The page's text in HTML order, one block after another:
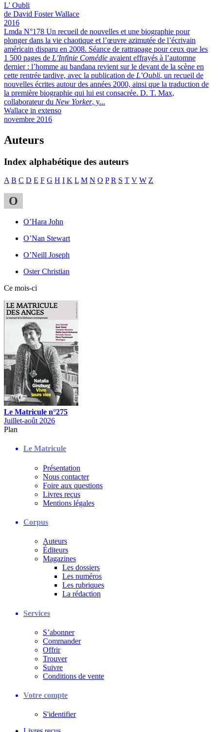
L' Oubli
de David Foster Wallace
2016
Lmda N°178 Un recueil de nouvelles et une biographie pour
plonger dans la vie chaotique et l’œuvre azimutée de l’écrivain
américain disparu en 2008. Séance de rattrapage pour ceux que les
1 500 pages de L’Infinie Comédie avaient effrayés à l’automne
dernier : l’homme au bandana revient sur le devant de la scène en
cette rentrée tardive, avec la publication de L’Oubli, un recueil de
nouvelles écrites autour des années 2000, ainsi que la traduction de
la première biographie qui lui est consacrée. D. T. Max,
collaborateur du New Yorker, y...
Wallace in extenso
novembre 2016
Auteurs
Index alphabétique des auteurs
A B C D E F G H I K L M N O P R S T V W Z
O
O’Hara John
O’Nan Stewart
O’Neill Joseph
Oster Christian
Ce mois-ci
Le Matricule n°275
Juillet-août 2026
Plan
Le Matricule
Présentation
Nous contacter
Foire aux questions
Livres reçus
Mentions légales
Corpus
Auteurs
Éditeurs
Magazines
Les dossiers
Les numéros
Les rubriques
La rédaction
Services
S’abonner
Commander
Offrir
Trouver
Suivre
Conditions de vente
Votre compte
S'identifier